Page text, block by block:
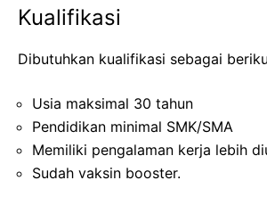
Kualifikasi
Dibutuhkan kualifikasi sebagai
Usia maksimal 30 tahun
Pendidikan minimal SMK/SMA
Memiliki pengalaman kerja lebih
Sudah vaksin booster.